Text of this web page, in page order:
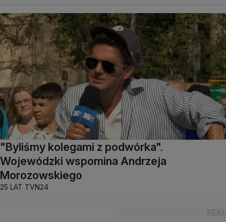
"Byliśmy kolegami z podwórka".
Wojewódzki wspomina Andrzeja
Morozowskiego
25 LAT TVN24